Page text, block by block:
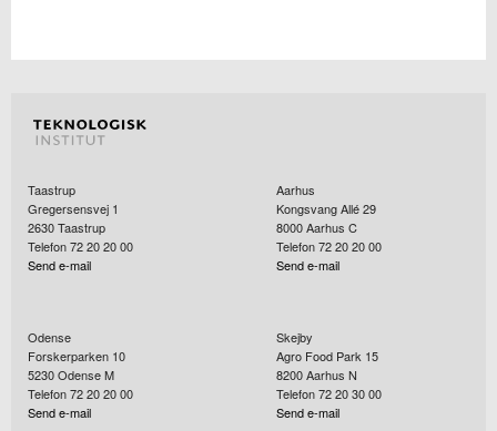
Taastrup
Gregersensvej 1
2630Taastrup
Telefon 72 20 20 00
Send e-mail
Aarhus
Kongsvang Allé 29
8000Aarhus C
Telefon 72 20 20 00
Send e-mail
Odense
Forskerparken 10
5230Odense M
Telefon 72 20 20 00
Send e-mail
Skejby
Agro Food Park 15
8200Aarhus N
Telefon 72 20 30 00
Send e-mail